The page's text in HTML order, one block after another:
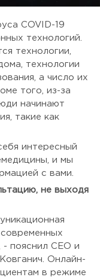
COVID-19
технологий.
технологии,
технологии
а число их
того, из-за
начинают
такие как
интересный
и мы
с вами.
не выходя
- пояснил СЕО и
Онлайн-
в режиме